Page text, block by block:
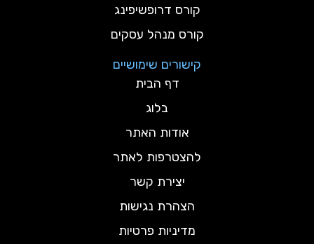
קורס דרופשיפינג
קורס מנהל עסקים
קישורים שימושיים
דף הבית
בלוג
אודות האתר
להצטרפות לאתר
יצירת קשר
הצהרת נגישות
מדיניות פרטיות